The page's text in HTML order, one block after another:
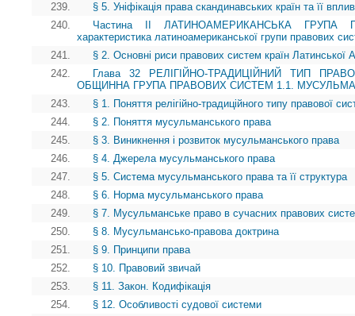
239.
§ 5. Уніфікація права скандинавських країн та її
240.
Частина II ЛАТИНОАМЕРИКАНСЬКА ГРУПА
характеристика латиноамериканської групи правових
241.
§ 2. Основні риси правових систем країн Латинської
242.
Глава 32 РЕЛІГІЙНО-ТРАДИЦІЙНИЙ ТИП
ОБЩИННА ГРУПА ПРАВОВИХ СИСТЕМ 1.1.
243.
§ 1. Поняття релігійно-традиційного типу правової
244.
§ 2. Поняття мусульманського права
245.
§ 3. Виникнення і розвиток мусульманського права
246.
§ 4. Джерела мусульманського права
247.
§ 5. Система мусульманського права та її структура
248.
§ 6. Норма мусульманського права
249.
§ 7. Мусульманське право в сучасних правових
250.
§ 8. Мусульмансько-правова доктрина
251.
§ 9. Принципи права
252.
§ 10. Правовий звичай
253.
§ 11. Закон. Кодифікація
254.
§ 12. Особливості судової системи